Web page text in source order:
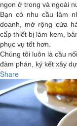
ngon ở trong và ngoài
Bạn có nhu cầu làm
doanh, mở rộng cửa
cấp thiết bị làm kem,
phục vụ tốt hơn.
Chúng tôi luôn là cầu
đàm phán, ký kết xây
Share